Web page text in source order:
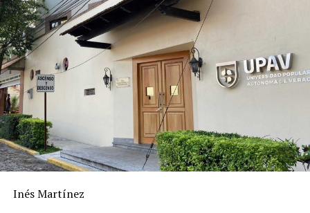
Veracruz, quinto lugar en pobreza laboral
ANTES
Inflación llega al 8 por ciento en Veracruz
Inés Martínez